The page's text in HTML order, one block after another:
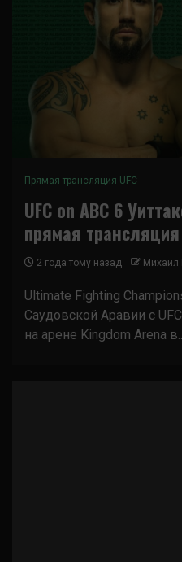
Прямая трансляция UFC
UFC on ABC 6
прямая трансляция
2 года тому назад Михаил
Ultimate Fighting
Саудовской Аравии с
на арене Kingdom Arena